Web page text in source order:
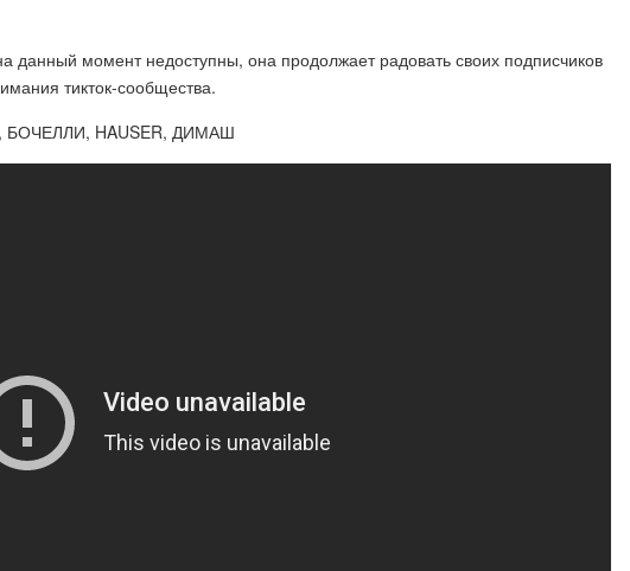
данный момент недоступны, она продолжает радовать своих подписчиков
тикток-сообщества.
HAUSER, ДИМАШ